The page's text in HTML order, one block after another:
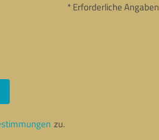
* Erforderliche Angaben
zu.